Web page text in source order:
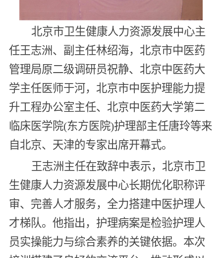
北京市卫生健康人力资源发展中心主
任王志洲、副主任林绍海，北京市中医药
管理局原二级调研员祝静、北京中医药大
学主任医师于河，北京市中医护理能力提
升工程办公室主任、北京中医药大学第二
临床医学院(东方医院)护理部主任唐玲等来
自北京、天津的专家出席开幕式。
王志洲主任在致辞中表示，北京市卫
生健康人力资源发展中心长期优化职称评
审、完善人才服务，全力搭建中医护理人
才梯队。他指出，护理病案是检验护理人
员实操能力与综合素养的关键依据。本次